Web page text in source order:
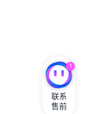
1
联系
售前